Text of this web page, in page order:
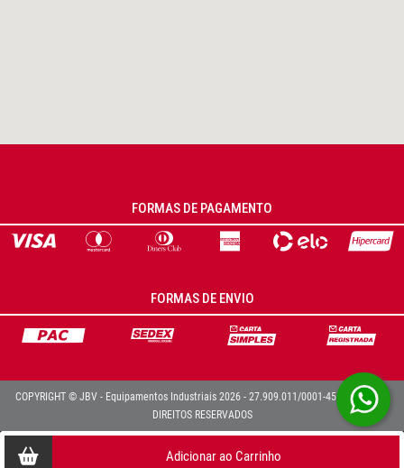
Adicionar ao Carrinho
FORMAS DE PAGAMENTO
FORMAS DE ENVIO
COPYRIGHT © JBV - Equipamentos Industriais 2026 - 27.909.011/0001-45 - TODOS OS
DIREITOS RESERVADOS